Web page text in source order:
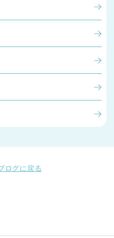
ログに戻る